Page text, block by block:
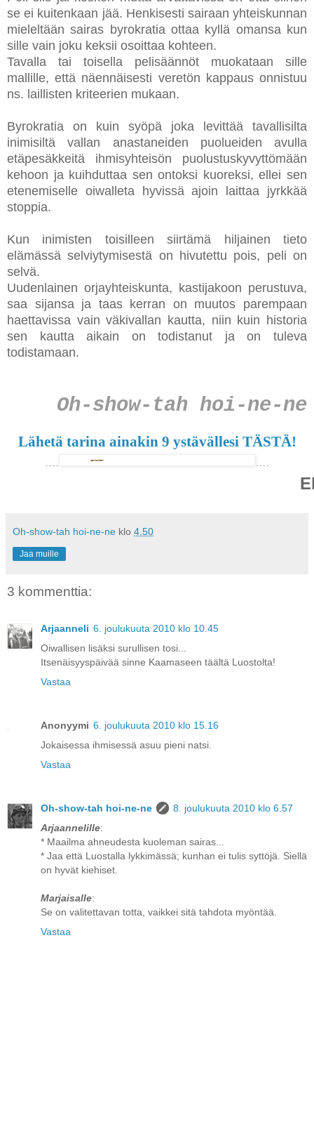
se ei kuitenkaan jää. Henkisesti sairaan yhteiskunnan
mieleltään sairas byrokratia ottaa kyllä omansa kun
sille vain joku keksii osoittaa kohteen.
Tavalla tai toisella pelisäännöt muokataan sille
mallille, että näennäisesti veretön kappaus onnistuu
ns. laillisten kriteerien mukaan.
Byrokratia on kuin syöpä joka levittää tavallisilta
inimisiltä vallan anastaneiden puolueiden avulla
etäpesäkkeitä ihmisyhteisön puolustuskyvyttömään
kehoon ja kuihduttaa sen ontoksi kuoreksi, ellei sen
etenemiselle oiwalleta hyvissä ajoin laittaa jyrkkää
stoppia.
Kun inimisten toisilleen siirtämä hiljainen tieto
elämässä selviytymisestä on hivutettu pois, peli on
selvä.
Uudenlainen orjayhteiskunta, kastijakoon perustuva,
saa sijansa ja taas kerran on muutos parempaan
haettavissa vain väkivallan kautta, niin kuin historia
sen kautta aikain on todistanut ja on tuleva
todistamaan.
Oh-show-tah hoi-ne-ne
Lähetä tarina ainakin 9 ystävällesi TÄSTÄ!
.... ....
Oh-show-tah hoi-ne-ne klo 4.50
Jaa muille
3 kommenttia:
Arjaanneli 6. joulukuuta 2010 klo 10.45
Oiwallisen lisäksi surullisen tosi...
Itsenäisyyspäivää sinne Kaamaseen täältä Luostolta!
Vastaa
Anonyymi 6. joulukuuta 2010 klo 15.16
Jokaisessa ihmisessä asuu pieni natsi.
Vastaa
Oh-show-tah hoi-ne-ne
8. joulukuuta 2010 klo 6.57
Arjaannelille:
* Maailma ahneudesta kuoleman sairas...
* Jaa että Luostalla lykkimässä; kunhan ei tulis syttöjä. Siellä
on hyvät kiehiset.
Marjaisalle:
Se on valitettavan totta, vaikkei sitä tahdota myöntää.
Vastaa